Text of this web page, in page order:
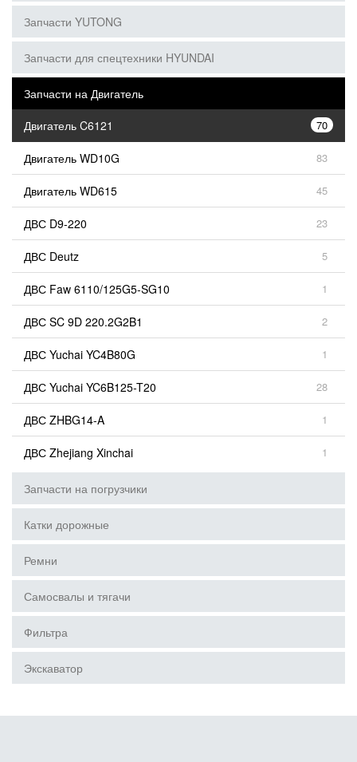
Запчасти YUTONG
Запчасти для спецтехники HYUNDAI
Запчасти на Двигатель
Двигатель C6121
70
Двигатель WD10G 83
Двигатель WD615 45
ДВС D9-220 23
ДВС Deutz 5
ДВС Faw 6110/125G5-SG10 1
ДВС SC 9D 220.2G2B1 2
ДВС Yuchai YC4B80G 1
ДВС Yuchai YC6B125-T20 28
ДВС ZHBG14-A 1
ДВС Zhejiang Xinchai 1
Запчасти на погрузчики
Катки дорожные
Ремни
Самосвалы и тягачи
Фильтра
Экскаватор